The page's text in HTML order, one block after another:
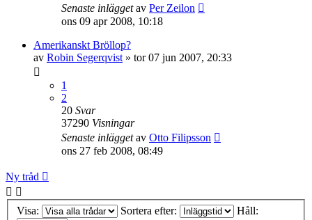
Senaste inläggetav Per Zeilon
ons 09 apr 2008, 10:18
Amerikanskt Bröllop?
av Robin Segerqvist » tor 07 jun 2007, 20:33
1
2
20 Svar
37290 Visningar
Senaste inläggetav Otto Filipsson
ons 27 feb 2008, 08:49
Ny tråd
Visa: Sortera efter: Håll: